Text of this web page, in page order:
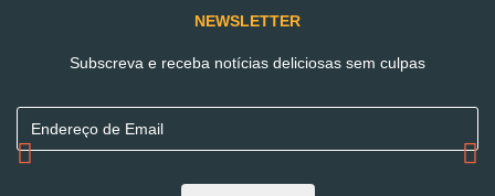
NEWSLETTER
Subscreva e receba notícias deliciosas sem culpas